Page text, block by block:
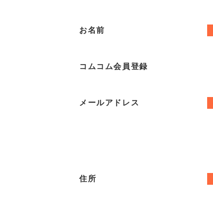
お名前
コムコム会員登録
メールアドレス
住所